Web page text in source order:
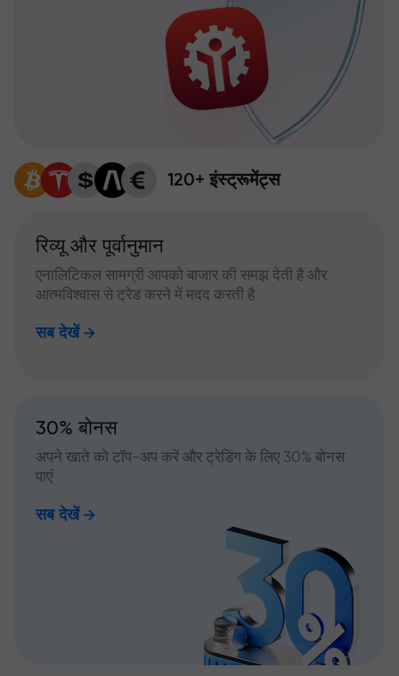
120+ इंस्ट्रूमेंट्स
रिव्यू और पूर्वानुमान
एनालिटिकल सामग्री आपको बाजार की समझ देती है और
आत्मविश्वास से ट्रेड करने में मदद करती है
सब देखें
30% बोनस
अपने खाते को टॉप-अप करें और ट्रेडिंग के लिए 30% बोनस
पाएं
सब देखें